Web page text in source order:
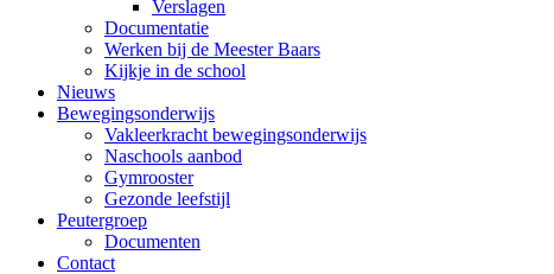
Verslagen
Documentatie
Werken bij de Meester Baars
Kijkje in de school
Nieuws
Bewegingsonderwijs
Vakleerkracht bewegingsonderwijs
Naschools aanbod
Gymrooster
Gezonde leefstijl
Peutergroep
Documenten
Contact